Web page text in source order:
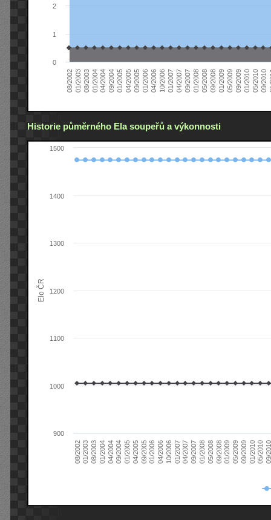
08/200201/200308/200301/200404/200409/200401/200504/200509/200501/200604/200610/200601/200704/200709/200701/200805/200809/200801/200905/200909/200901/201005/201009/2010
0
1
2
Historie půměrného Ela soupeřů a výkonnosti
Elo ČR
08/200201/200308/200301/200404/200409/200401/200504/200509/200501/200604/200610/200601/200704/200709/200701/200805/200809/200801/200905/200909/200901/201005/201009/
1000
1100
1200
1300
1400
1500
900